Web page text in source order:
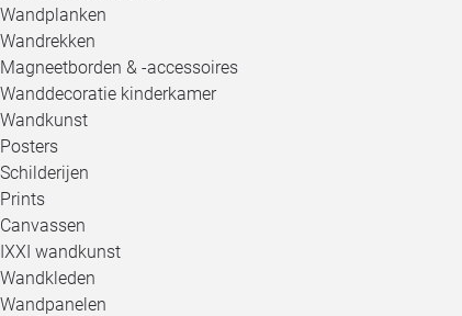
Wandplanken
Wandrekken
Magneetborden & -accessoires
Wanddecoratie kinderkamer
Wandkunst
Posters
Schilderijen
Prints
Canvassen
IXXI wandkunst
Wandkleden
Wandpanelen